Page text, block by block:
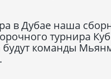
в Дубае наша
турнира
будут команды